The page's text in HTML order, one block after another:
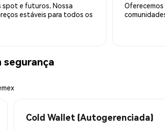
spot e futuros. Nossa
estáveis para todos os
Oferecemos
segurança
Cold Wallet (Autogerenciada)